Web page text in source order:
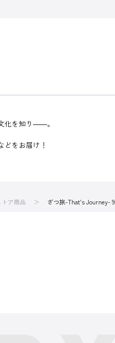
化を知り――。
をお届け！
ア商品 ざつ旅-That's Journey- 9